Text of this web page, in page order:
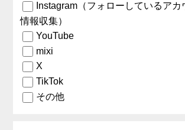
Instagram（フォローしているア
情報収集）
YouTube
mixi
X
TikTok
その他